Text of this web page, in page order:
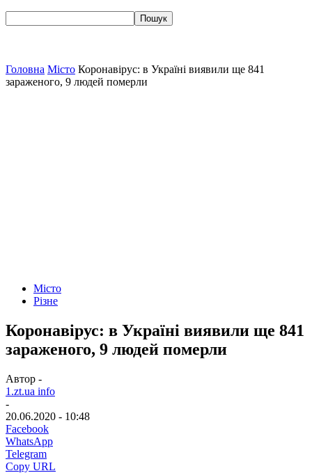
Головна Місто Коронавірус: в Україні виявили ще 841
зараженого, 9 людей померли
Місто
Різне
Коронавірус: в Україні виявили ще 841
зараженого, 9 людей померли
Автор -
1.zt.ua info
-
20.06.2020 - 10:48
Facebook
WhatsApp
Telegram
Copy URL